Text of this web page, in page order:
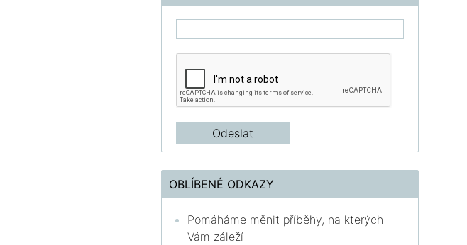
OBLÍBENÉ ODKAZY
Pomáháme měnit příběhy, na kterých
Vám záleží